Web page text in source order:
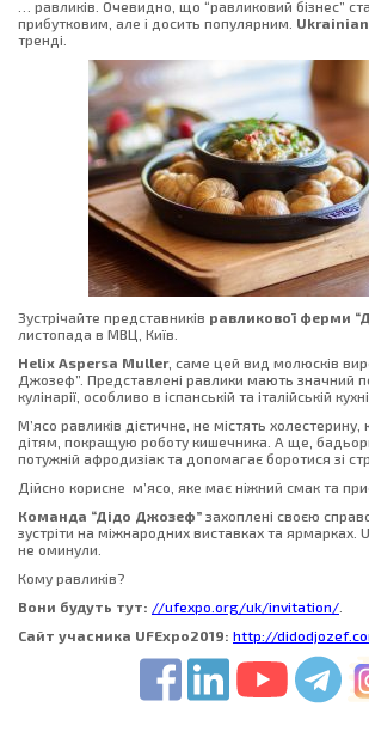
… равликів. Очевидно, що “равликовий бізнес”
прибутковим, але і досить популярним. Ukrainian
тренді.
Зустрічайте представників равликової ферми “
листопада в МВЦ, Київ.
Helix Aspersa Muller, саме цей вид молюсків
Джозеф”. Представлені равлики мають значний
кулінарії, особливо в іспанській та італійській кухні.
М’ясо равликів дієтичне, не містять холестерину,
дітям, покращую роботу кишечника. А ще,
потужній афродизіак та допомагає боротися зі
Дійсно корисне м’ясо, яке має ніжний смак та
Команда “Дідо Джозеф” захоплені своєю
зустріти на міжнародних виставках та ярмарках.
не оминули.
Кому равликів?
Вони будуть тут: //ufexpo.org/uk/invitation/
Сайт учасника UFExpo2019: http://